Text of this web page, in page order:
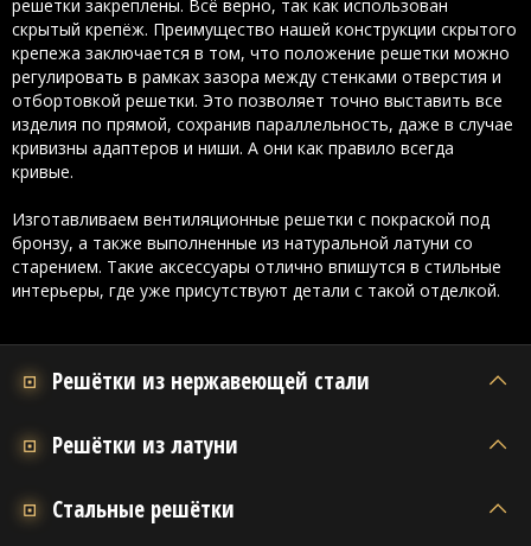
решетки закреплены. Всё верно, так как использован
скрытый крепёж. Преимущество нашей конструкции скрытого
крепежа заключается в том, что положение решетки можно
регулировать в рамках зазора между стенками отверстия и
отбортовкой решетки. Это позволяет точно выставить все
изделия по прямой, сохранив параллельность, даже в случае
кривизны адаптеров и ниши. А они как правило всегда
кривые.
Изготавливаем вентиляционные решетки с покраской под
бронзу, а также выполненные из натуральной латуни со
старением. Такие аксессуары отлично впишутся в стильные
интерьеры, где уже присутствуют детали с такой отделкой.
Решётки из нержавеющей стали
Решётки из латуни
Стальные решётки